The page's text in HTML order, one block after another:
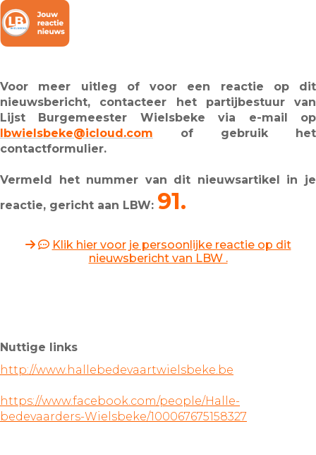
Voor meer uitleg of voor een reactie op dit
nieuwsbericht, contacteer het partijbestuur van
Lijst Burgemeester Wielsbeke via e-mail op
lbwielsbeke@icloud.com
of gebruik het
contactformulier.
Vermeld het nummer van dit nieuwsartikel in je
reactie, gericht aan LBW: 91.
Klik hier voor je persoonlijke reactie op dit
nieuwsbericht van LBW .
Nuttige links
http://www.hallebedevaartwielsbeke.be
https://www.facebook.com/people/Halle-
bedevaarders-Wielsbeke/100067675158327